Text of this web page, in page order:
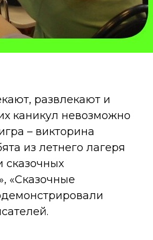
развлекают и
каникул невозможно
– викторина
из летнего лагеря
сказочных
«Сказочные